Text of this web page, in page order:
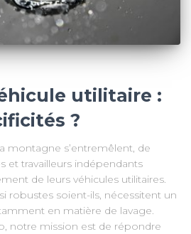
utilitaire :
?
montagne s’entremêlent, de
et travailleurs indépendants
de leurs véhicules utilitaires.
robustes soient-ils, nécessitent un
en matière de lavage.
notre mission est de répondre